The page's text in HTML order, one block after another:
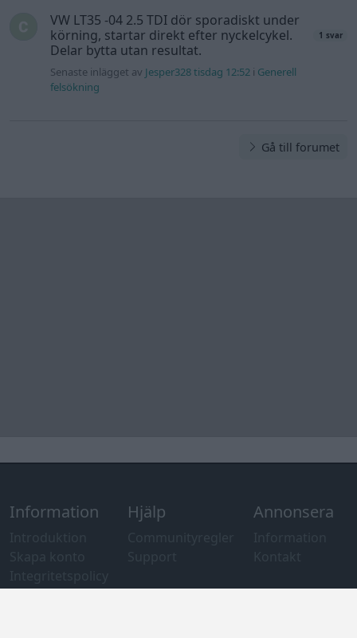
VW LT35 -04 2.5 TDI dör sporadiskt under
körning, startar direkt efter nyckelcykel.
Delar bytta utan resultat.
1 svar
Senaste inlägget av Jesper328 tisdag 12:52 i Generell
felsökning
Gå till forumet
Information Hjälp Annonsera